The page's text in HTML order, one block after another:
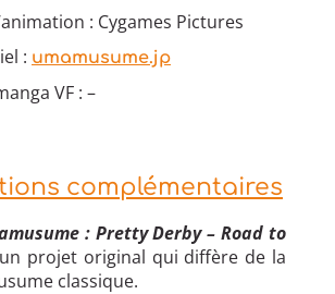
: Cygames Pictures
: umamusume.jp
VF : –
complémentaires
: Pretty Derby – Road to
projet original qui diffère de la
classique.